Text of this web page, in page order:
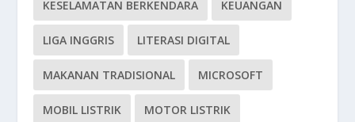
KESELAMATAN BERKENDARA KEUANGAN
LIGA INGGRIS LITERASI DIGITAL
MAKANAN TRADISIONAL MICROSOFT
MOBIL LISTRIK MOTOR LISTRIK